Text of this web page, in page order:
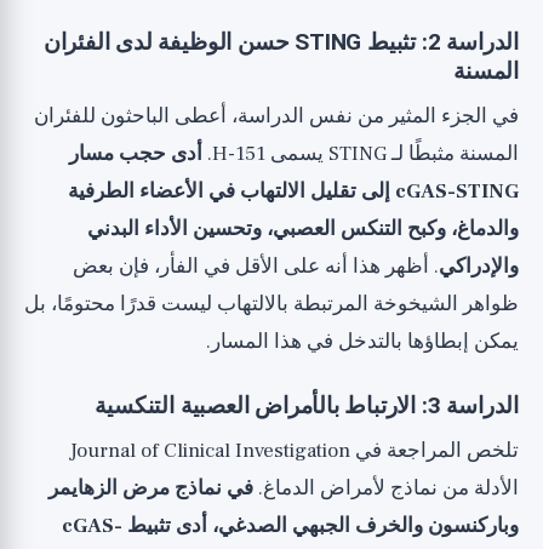
الدراسة 2: تثبيط STING حسن الوظيفة لدى الفئران
المسنة
في الجزء المثير من نفس الدراسة، أعطى الباحثون للفئران
المسنة مثبطًا لـ STING يسمى H-151.
أدى حجب مسار
cGAS-STING إلى تقليل الالتهاب في الأعضاء الطرفية
والدماغ، وكبح التنكس العصبي، وتحسين الأداء البدني
والإدراكي. أظهر هذا أنه على الأقل في الفأر، فإن بعض
ظواهر الشيخوخة المرتبطة بالالتهاب ليست قدرًا محتومًا، بل
يمكن إبطاؤها بالتدخل في هذا المسار.
الدراسة 3: الارتباط بالأمراض العصبية التنكسية
تلخص المراجعة في Journal of Clinical Investigation
الأدلة من نماذج لأمراض الدماغ. في نماذج مرض الزهايمر
وباركنسون والخرف الجبهي الصدغي، أدى تثبيط cGAS-